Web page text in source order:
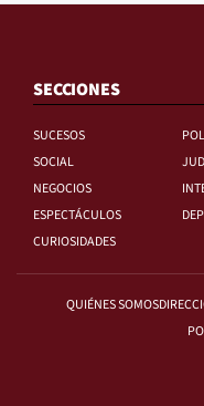
SECCIONES
SUCESOS
SOCIAL
NEGOCIOS
ESPECTÁCULOS
CURIOSIDADES
QUIÉNES SOMOS